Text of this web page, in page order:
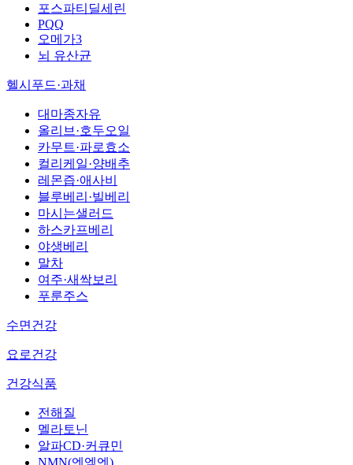
포스파티딜세린
PQQ
오메가3
뇌 유산균
헬시푸드·과채
대마종자유
올리브·호두오일
카무트·파로효소
컬리케일·양배추
레몬즙·애사비
블루베리·빌베리
마시는샐러드
하스카프베리
야생베리
말차
여주·새싹보리
푸룬주스
수면건강
요로건강
건강식품
전해질
멜라토닌
알파CD·커큐민
NMN(엔엠엔)